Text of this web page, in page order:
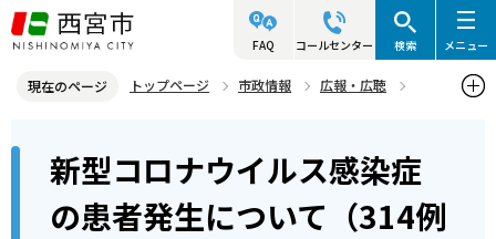
こ
の
ジ
FAQ コールセンター 検索 メニュー
現在のページ トップページ 市政情報
広報・広聴
新型コロナウイルス感染症の患者発生について（314例目）
新型コロナウイルス感染症
の患者発生について（314例